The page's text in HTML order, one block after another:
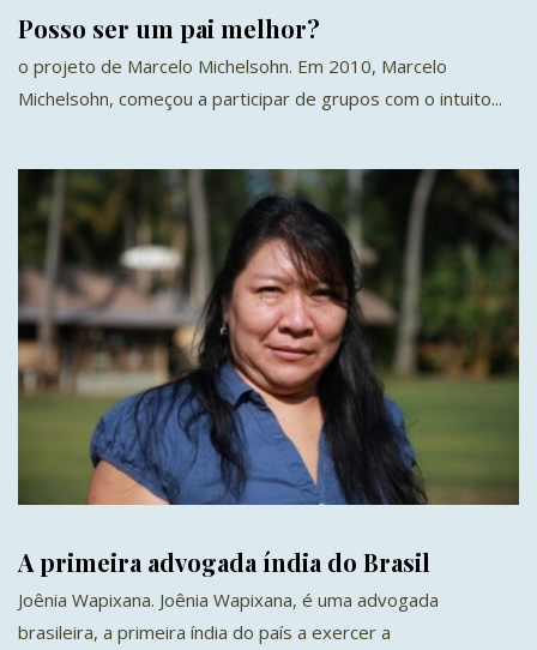
Posso ser um pai melhor?
o projeto de Marcelo Michelsohn. Em 2010, Marcelo
Michelsohn, começou a participar de grupos com o intuito...
A primeira advogada índia do Brasil
Joênia Wapixana. Joênia Wapixana, é uma advogada
brasileira, a primeira índia do país a exercer a